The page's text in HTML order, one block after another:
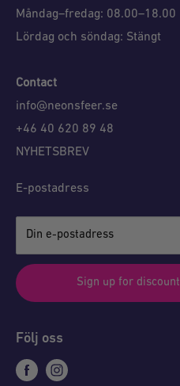
Måndag–fredag: 08.00–18.00
Lördag och söndag: Stängt
Contact
info@neonsfeer.se
+46 40 620 89 48
NYHETSBREV
E-postadress
Din e-postadress
Sign up for discount
Följ oss